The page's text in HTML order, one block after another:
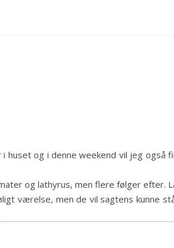
huset og i denne weekend vil jeg også
og lathyrus, men flere følger efter.
værelse, men de vil sagtens kunne